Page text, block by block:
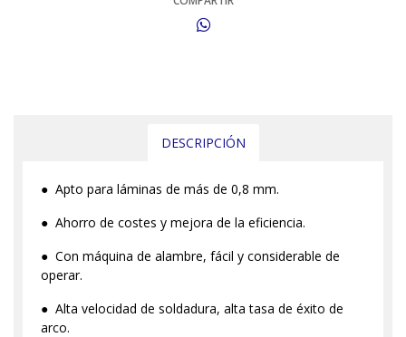
DESCRIPCIÓN
● Apto para láminas de más de 0,8 mm.
● Ahorro de costes y mejora de la eficiencia.
● Con máquina de alambre, fácil y considerable de
operar.
● Alta velocidad de soldadura, alta tasa de éxito de
arco.